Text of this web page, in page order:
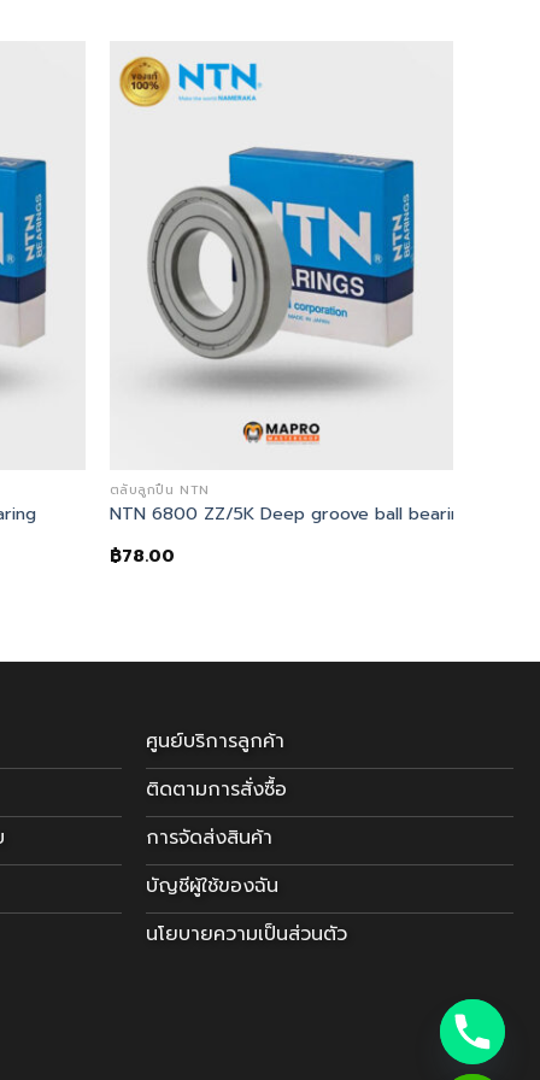
ตลับลูกปืน NTN
NTN 6800 ZZ/5K Deep groove ball bearings
฿78.00
ศูนย์บริการลูกค้า
ติดตามการสั่งซื้อ
การจัดส่งสินค้า
บัญชีผู้ใช้ของฉัน
นโยบายความเป็นส่วนตัว